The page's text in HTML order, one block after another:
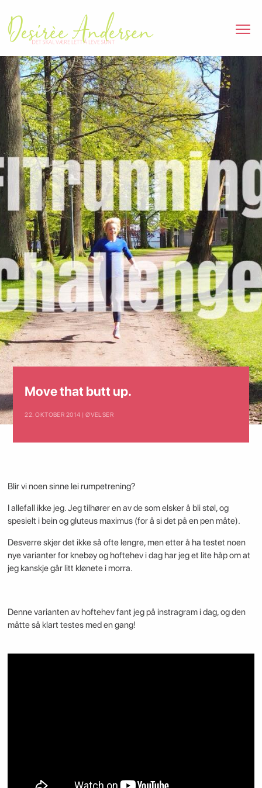
Move that butt up.
22. OKTOBER 2014 | ØVELSER
Blir vi noen sinne lei rumpetrening?
I allefall ikke jeg. Jeg tilhører en av de som elsker å bli støl, og
spesielt i bein og gluteus maximus (for å si det på en pen måte).
Desverre skjer det ikke så ofte lengre, men etter å ha testet noen
nye varianter for knebøy og hoftehev i dag har jeg et lite håp om at
jeg kanskje går litt klønete i morra.
Denne varianten av hoftehev fant jeg på instragram i dag, og den
måtte så klart testes med en gang!